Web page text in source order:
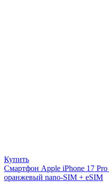
Купить
Смартфон Apple iPhone 17
оранжевый nano-SIM + eSIM